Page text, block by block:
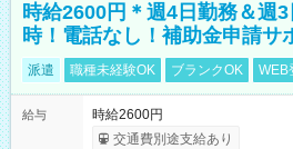
時給2600円＊週4日勤務＆週
時！電話なし！補助金申請サ
派遣 職種未経験OK ブランクOK WEB
給与
時給2600円
交通費別途支給あり